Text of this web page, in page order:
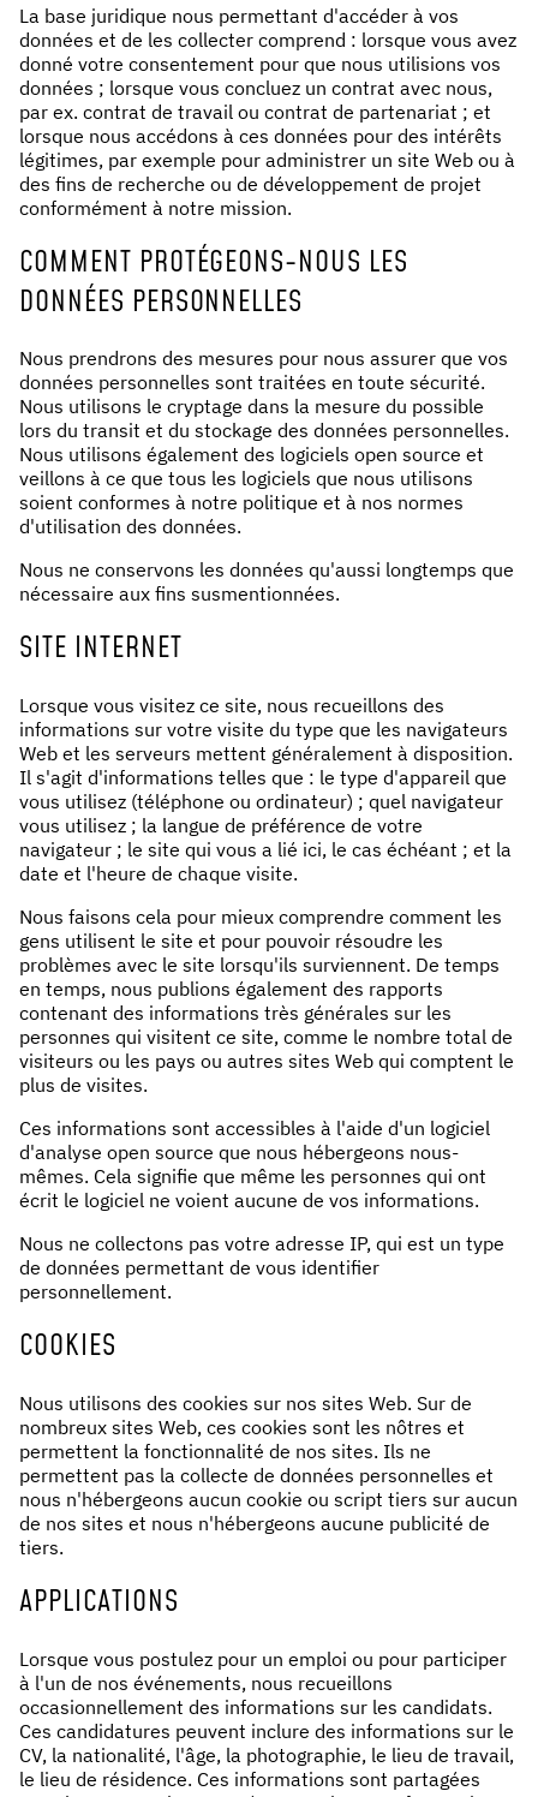
La base juridique nous permettant d'accéder à vos
données et de les collecter comprend : lorsque vous avez
donné votre consentement pour que nous utilisions vos
données ; lorsque vous concluez un contrat avec nous,
par ex. contrat de travail ou contrat de partenariat ; et
lorsque nous accédons à ces données pour des intérêts
légitimes, par exemple pour administrer un site Web ou à
des fins de recherche ou de développement de projet
conformément à notre mission.
COMMENT PROTÉGEONS-NOUS LES
DONNÉES PERSONNELLES
Nous prendrons des mesures pour nous assurer que vos
données personnelles sont traitées en toute sécurité.
Nous utilisons le cryptage dans la mesure du possible
lors du transit et du stockage des données personnelles.
Nous utilisons également des logiciels open source et
veillons à ce que tous les logiciels que nous utilisons
soient conformes à notre politique et à nos normes
d'utilisation des données.
Nous ne conservons les données qu'aussi longtemps que
nécessaire aux fins susmentionnées.
SITE INTERNET
Lorsque vous visitez ce site, nous recueillons des
informations sur votre visite du type que les navigateurs
Web et les serveurs mettent généralement à disposition.
Il s'agit d'informations telles que : le type d'appareil que
vous utilisez (téléphone ou ordinateur) ; quel navigateur
vous utilisez ; la langue de préférence de votre
navigateur ; le site qui vous a lié ici, le cas échéant ; et la
date et l'heure de chaque visite.
Nous faisons cela pour mieux comprendre comment les
gens utilisent le site et pour pouvoir résoudre les
problèmes avec le site lorsqu'ils surviennent. De temps
en temps, nous publions également des rapports
contenant des informations très générales sur les
personnes qui visitent ce site, comme le nombre total de
visiteurs ou les pays ou autres sites Web qui comptent le
plus de visites.
Ces informations sont accessibles à l'aide d'un logiciel
d'analyse open source que nous hébergeons nous-
mêmes. Cela signifie que même les personnes qui ont
écrit le logiciel ne voient aucune de vos informations.
Nous ne collectons pas votre adresse IP, qui est un type
de données permettant de vous identifier
personnellement.
COOKIES
Nous utilisons des cookies sur nos sites Web. Sur de
nombreux sites Web, ces cookies sont les nôtres et
permettent la fonctionnalité de nos sites. Ils ne
permettent pas la collecte de données personnelles et
nous n'hébergeons aucun cookie ou script tiers sur aucun
de nos sites et nous n'hébergeons aucune publicité de
tiers.
APPLICATIONS
Lorsque vous postulez pour un emploi ou pour participer
à l'un de nos événements, nous recueillons
occasionnellement des informations sur les candidats.
Ces candidatures peuvent inclure des informations sur le
CV, la nationalité, l'âge, la photographie, le lieu de travail,
le lieu de résidence. Ces informations sont partagées